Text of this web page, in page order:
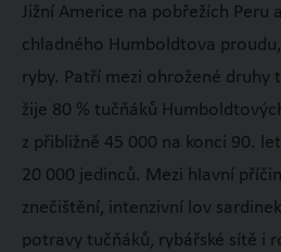
Jižní Americe na pobřežích Peru
chladného Humboldtova
ryby. Patří mezi ohrožené druhy
žije 80 % tučňáků
z přibližně 45 000 na konci 90.
20 000 jedinců. Mezi hlavní
znečištění, intenzivní lov
potravy tučňáků, rybářské sítě i